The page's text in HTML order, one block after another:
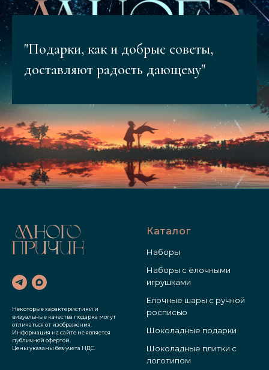
"Подарки, как и добрые советы,
доставляют радость дающему"
Некоторые характеристики и
визуальные качества подарка могут
отличаться от изображения.
Информация на сайте не является
публичной офертой.
Цены указаны без учета НДС.
Каталог
Наборы
Наборы с ёлочными
игрушками
Елочные шары с ручной
росписью
Шоколадные подарки
Шоколадные плитки с
логотипом